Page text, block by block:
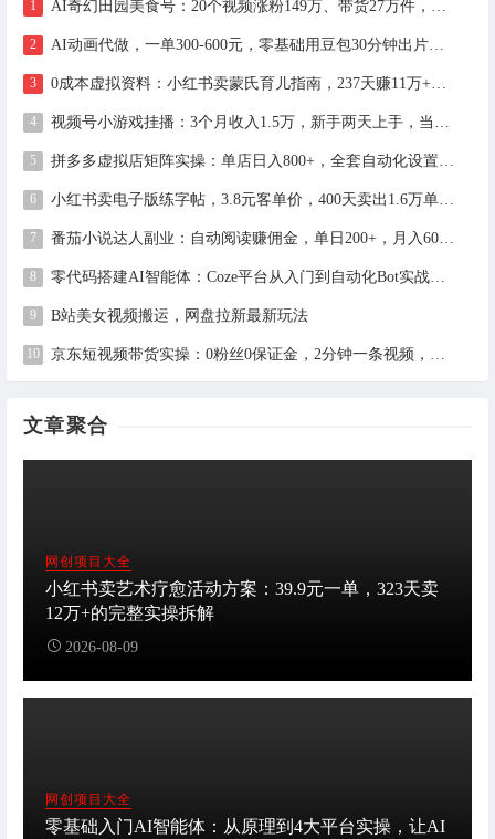
B站美女视频搬运，网盘拉新最新玩法
文章聚合
网创项目大全
小红书卖艺术疗愈活动方案：39.9元一单，323天卖
12万+的完整实操拆解
2026-08-09
网创项目大全
零基础入门AI智能体：从原理到4大平台实操，让AI